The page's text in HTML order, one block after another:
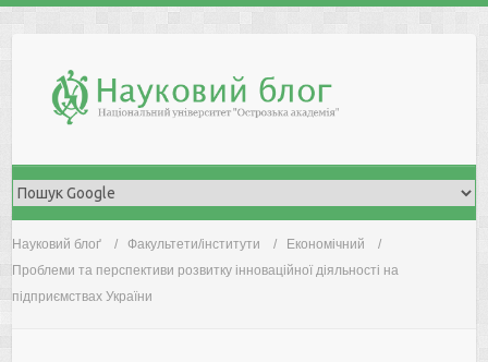
Науковий блоґ Факультети/інститути
Економічний
Проблеми та перспективи розвитку інноваційної діяльності на
підприємствах України